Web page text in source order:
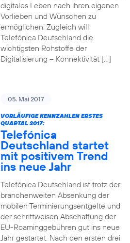
digitales Leben nach ihren eigenen
Vorlieben und Wünschen zu
ermöglichen. Zugleich will
Telefónica Deutschland die
wichtigsten Rohstoffe der
Digitalisierung – Konnektivität […]
05. Mai 2017
VORLÄUFIGE KENNZAHLEN ERSTES
QUARTAL 2017:
Telefónica
Deutschland startet
mit positivem Trend
ins neue Jahr
Telefónica Deutschland ist trotz der
branchenweiten Absenkung der
mobilen Terminierungsentgelte und
der schrittweisen Abschaffung der
EU-Roaminggebühren gut ins neue
Jahr gestartet. Nach den ersten drei